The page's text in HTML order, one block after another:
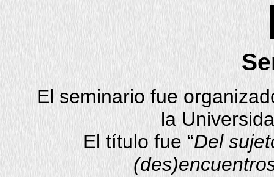
El seminario fue
la
El título fue “Del